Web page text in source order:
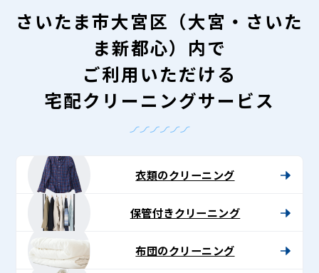
さいたま市大宮区（大宮・さいた
ま新都心）内で
ご利用いただける
宅配クリーニングサービス
衣類のクリーニング
保管付きクリーニング
布団のクリーニング